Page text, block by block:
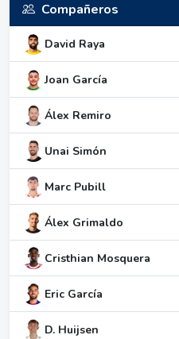
Compañeros
David Raya
Joan García
Álex Remiro
Unai Simón
Marc Pubill
Álex Grimaldo
Cristhian Mosquera
Eric García
D. Huijsen